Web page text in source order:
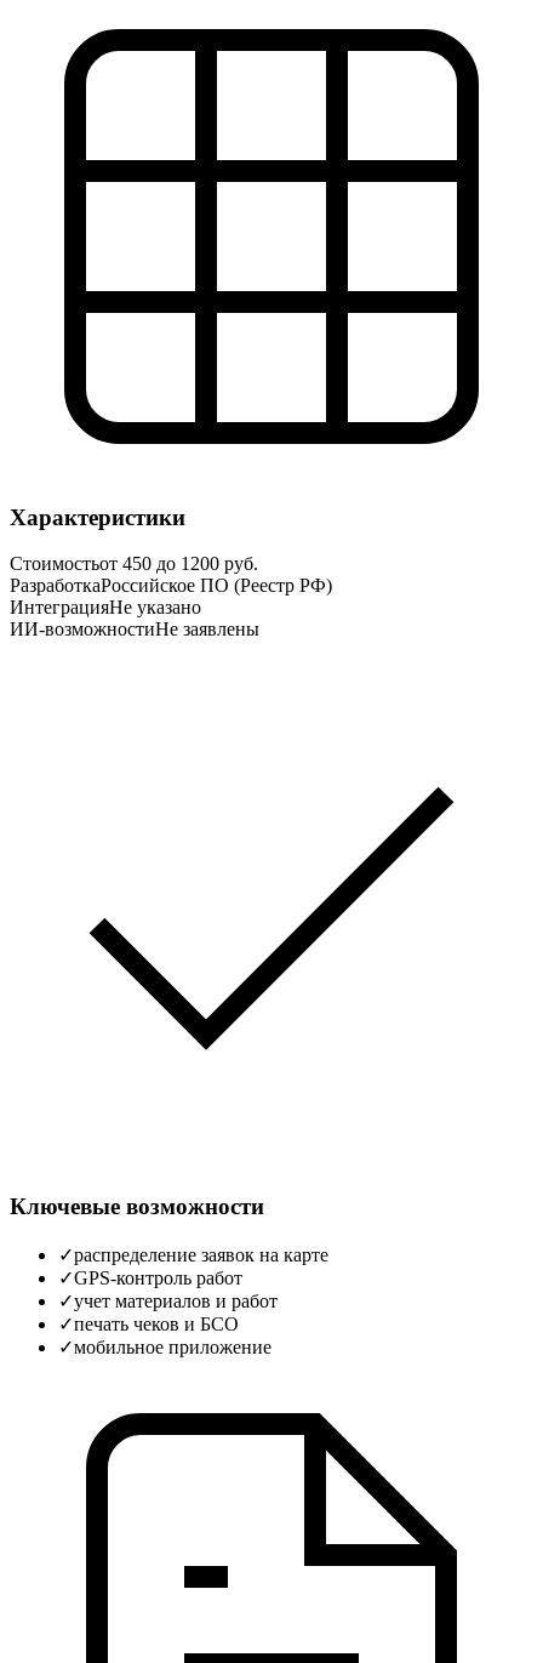
Характеристики
Стоимостьот 450 до 1200 руб.
РазработкаРоссийское ПО (Реестр РФ)
ИнтеграцияНе указано
ИИ-возможностиНе заявлены
Ключевые возможности
✓распределение заявок на карте
✓GPS‑контроль работ
✓учет материалов и работ
✓печать чеков и БСО
✓мобильное приложение